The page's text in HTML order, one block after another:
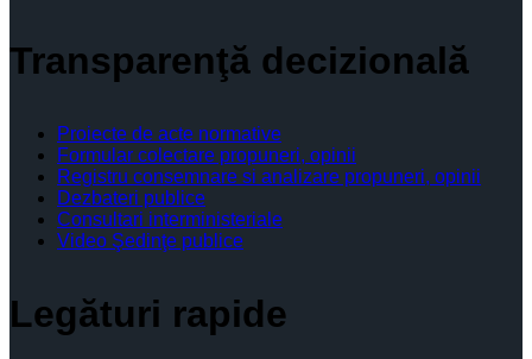
Transparenţă decizională
Proiecte de acte normative
Formular colectare propuneri, opinii
Registru consemnare si analizare propuneri, opinii
Dezbateri publice
Consultari interministeriale
Video Şedinţe publice
Legături rapide